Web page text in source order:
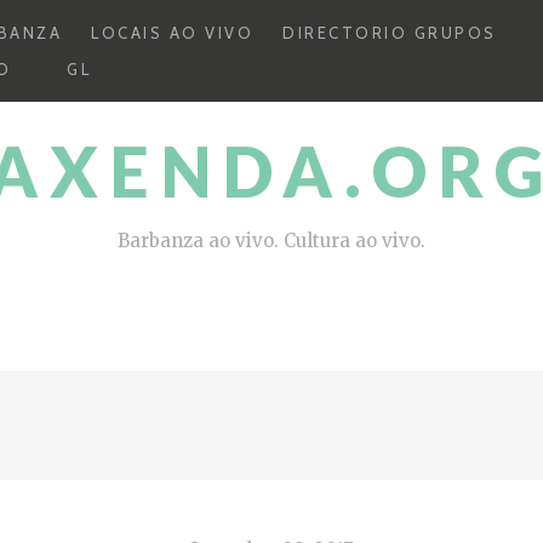
LOCAIS AO VIVO
DIRECTORIO GRUPOS
GL
Barbanza ao vivo. Cultura ao vivo.